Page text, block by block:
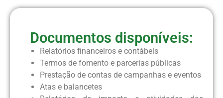
Documentos disponíveis:
Relatórios financeiros e contábeis
Termos de fomento e parcerias públicas
Prestação de contas de campanhas e eventos
Atas e balancetes